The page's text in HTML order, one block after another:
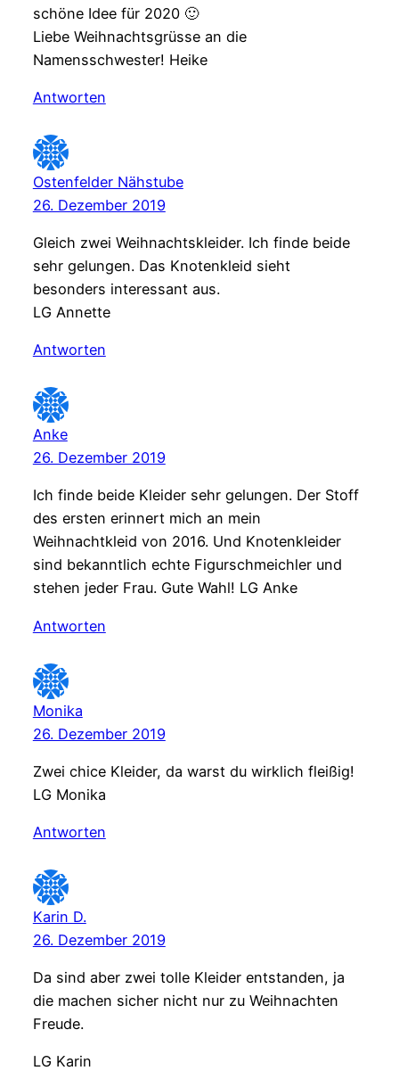
schöne Idee für 2020 🙂
Liebe Weihnachtsgrüsse an die
Namensschwester! Heike
Antworten
Ostenfelder Nähstube
26. Dezember 2019
Gleich zwei Weihnachtskleider. Ich finde beide
sehr gelungen. Das Knotenkleid sieht
besonders interessant aus.
LG Annette
Antworten
Anke
26. Dezember 2019
Ich finde beide Kleider sehr gelungen. Der Stoff
des ersten erinnert mich an mein
Weihnachtkleid von 2016. Und Knotenkleider
sind bekanntlich echte Figurschmeichler und
stehen jeder Frau. Gute Wahl! LG Anke
Antworten
Monika
26. Dezember 2019
Zwei chice Kleider, da warst du wirklich fleißig!
LG Monika
Antworten
Karin D.
26. Dezember 2019
Da sind aber zwei tolle Kleider entstanden, ja
die machen sicher nicht nur zu Weihnachten
Freude.
LG Karin